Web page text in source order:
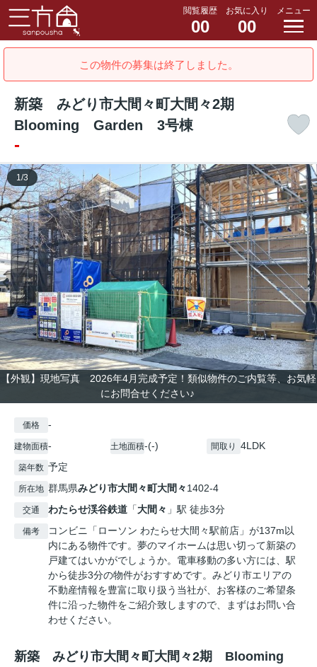
閲覧履歴
00
お気に入り
00
メニュー
この物件の募集は終了しました。
新築 みどり市大間々町大間々2期
Blooming Garden 3号棟
-
【外観】現地写真 2026年4月完成予定！類似物件のご内覧等、お気軽
にお問合せください♪
1/3
価格 -
建物面積- 土地面積-(-) 間取り 4LDK
築年数 予定
所在地 群馬県みどり市大間々町大間々1402-4
交通 わたらせ渓谷鉄道 「大間々 」駅 徒歩3分
備考
コンビニ「ローソン わたらせ大間々駅前店」が137m以
内にある物件です。夢のマイホームは思い切って新築の
戸建てはいかがでしょうか。電車移動の多い方には、駅
から徒歩3分の物件がおすすめです。みどり市エリアの
不動産情報を豊富に取り扱う当社が、お客様のご希望条
件に沿った物件をご紹介致しますので、まずはお問い合
わせください。
新築 みどり市大間々町大間々2期 Blooming